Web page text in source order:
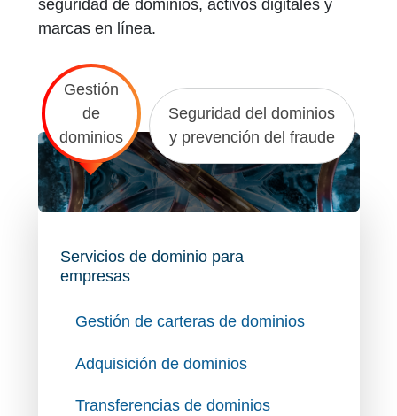
seguridad de dominios, activos digitales y
marcas en línea.
Gestión
de
dominios
Seguridad del dominios
y prevención del fraude
Servicios de dominio para
empresas
Gestión de carteras de dominios
Adquisición de dominios
Transferencias de dominios